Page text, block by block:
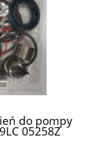
do pompy
05258Z